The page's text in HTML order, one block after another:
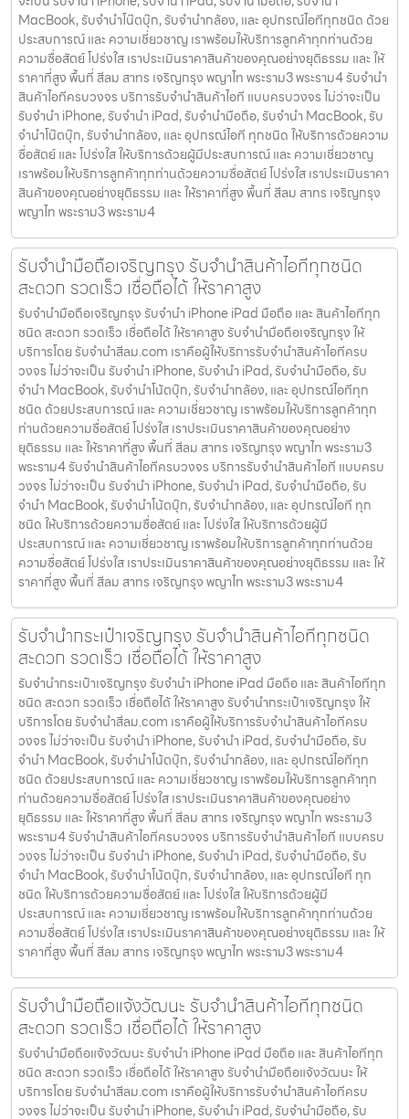
MacBook, รับจำนำโน๊ตบุ๊ก, รับจำนำกล้อง, และ อุปกรณ์ไอทีทุกชนิด ด้วย
ประสบการณ์ และ ความเชี่ยวชาญ เราพร้อมให้บริการลูกค้าทุกท่านด้วย
ความซื่อสัตย์ โปร่งใส เราประเมินราคาสินค้าของคุณอย่างยุติธรรม และ ให้
ราคาที่สูง พื้นที่ สีลม สาทร เจริญกรุง พญาไท พระราม3 พระราม4 รับจำนำ
สินค้าไอทีครบวงจร บริการรับจำนำสินค้าไอที แบบครบวงจร ไม่ว่าจะเป็น
รับจำนำ iPhone, รับจำนำ iPad, รับจำนำมือถือ, รับจำนำ MacBook, รับ
จำนำโน๊ตบุ๊ก, รับจำนำกล้อง, และ อุปกรณ์ไอที ทุกชนิด ให้บริการด้วยความ
ซื่อสัตย์ และ โปร่งใส ให้บริการด้วยผู้มีประสบการณ์ และ ความเชี่ยวชาญ
เราพร้อมให้บริการลูกค้าทุกท่านด้วยความซื่อสัตย์ โปร่งใส เราประเมินราคา
สินค้าของคุณอย่างยุติธรรม และ ให้ราคาที่สูง พื้นที่ สีลม สาทร เจริญกรุง
พญาไท พระราม3 พระราม4
รับจำนำมือถือเจริญกรุง รับจำนำสินค้าไอทีทุกชนิด
สะดวก รวดเร็ว เชื่อถือได้ ให้ราคาสูง
รับจำนำมือถือเจริญกรุง รับจำนำ iPhone iPad มือถือ และ สินค้าไอทีทุก
ชนิด สะดวก รวดเร็ว เชื่อถือได้ ให้ราคาสูง รับจำนำมือถือเจริญกรุง ให้
บริการโดย รับจํานําสีลม.com เราคือผู้ให้บริการรับจำนำสินค้าไอทีครบ
วงจร ไม่ว่าจะเป็น รับจำนำ iPhone, รับจำนำ iPad, รับจำนำมือถือ, รับ
จำนำ MacBook, รับจำนำโน้ตบุ๊ก, รับจำนำกล้อง, และ อุปกรณ์ไอทีทุก
ชนิด ด้วยประสบการณ์ และ ความเชี่ยวชาญ เราพร้อมให้บริการลูกค้าทุก
ท่านด้วยความซื่อสัตย์ โปร่งใส เราประเมินราคาสินค้าของคุณอย่าง
ยุติธรรม และ ให้ราคาที่สูง พื้นที่ สีลม สาทร เจริญกรุง พญาไท พระราม3
พระราม4 รับจำนำสินค้าไอทีครบวงจร บริการรับจำนำสินค้าไอที แบบครบ
วงจร ไม่ว่าจะเป็น รับจำนำ iPhone, รับจำนำ iPad, รับจำนำมือถือ, รับ
จำนำ MacBook, รับจำนำโน้ตบุ๊ก, รับจำนำกล้อง, และ อุปกรณ์ไอที ทุก
ชนิด ให้บริการด้วยความซื่อสัตย์ และ โปร่งใส ให้บริการด้วยผู้มี
ประสบการณ์ และ ความเชี่ยวชาญ เราพร้อมให้บริการลูกค้าทุกท่านด้วย
ความซื่อสัตย์ โปร่งใส เราประเมินราคาสินค้าของคุณอย่างยุติธรรม และ ให้
ราคาที่สูง พื้นที่ สีลม สาทร เจริญกรุง พญาไท พระราม3 พระราม4
รับจำนำกระเป๋าเจริญกรุง รับจำนำสินค้าไอทีทุกชนิด
สะดวก รวดเร็ว เชื่อถือได้ ให้ราคาสูง
รับจำนำกระเป๋าเจริญกรุง รับจำนำ iPhone iPad มือถือ และ สินค้าไอทีทุก
ชนิด สะดวก รวดเร็ว เชื่อถือได้ ให้ราคาสูง รับจำนำกระเป๋าเจริญกรุง ให้
บริการโดย รับจํานําสีลม.com เราคือผู้ให้บริการรับจำนำสินค้าไอทีครบ
วงจร ไม่ว่าจะเป็น รับจำนำ iPhone, รับจำนำ iPad, รับจำนำมือถือ, รับ
จำนำ MacBook, รับจำนำโน้ตบุ๊ก, รับจำนำกล้อง, และ อุปกรณ์ไอทีทุก
ชนิด ด้วยประสบการณ์ และ ความเชี่ยวชาญ เราพร้อมให้บริการลูกค้าทุก
ท่านด้วยความซื่อสัตย์ โปร่งใส เราประเมินราคาสินค้าของคุณอย่าง
ยุติธรรม และ ให้ราคาที่สูง พื้นที่ สีลม สาทร เจริญกรุง พญาไท พระราม3
พระราม4 รับจำนำสินค้าไอทีครบวงจร บริการรับจำนำสินค้าไอที แบบครบ
วงจร ไม่ว่าจะเป็น รับจำนำ iPhone, รับจำนำ iPad, รับจำนำมือถือ, รับ
จำนำ MacBook, รับจำนำโน้ตบุ๊ก, รับจำนำกล้อง, และ อุปกรณ์ไอที ทุก
ชนิด ให้บริการด้วยความซื่อสัตย์ และ โปร่งใส ให้บริการด้วยผู้มี
ประสบการณ์ และ ความเชี่ยวชาญ เราพร้อมให้บริการลูกค้าทุกท่านด้วย
ความซื่อสัตย์ โปร่งใส เราประเมินราคาสินค้าของคุณอย่างยุติธรรม และ ให้
ราคาที่สูง พื้นที่ สีลม สาทร เจริญกรุง พญาไท พระราม3 พระราม4
รับจำนำมือถือแจ้งวัฒนะ รับจำนำสินค้าไอทีทุกชนิด
สะดวก รวดเร็ว เชื่อถือได้ ให้ราคาสูง
รับจำนำมือถือแจ้งวัฒนะ รับจำนำ iPhone iPad มือถือ และ สินค้าไอทีทุก
ชนิด สะดวก รวดเร็ว เชื่อถือได้ ให้ราคาสูง รับจำนำมือถือแจ้งวัฒนะ ให้
บริการโดย รับจํานําสีลม.com เราคือผู้ให้บริการรับจำนำสินค้าไอทีครบ
วงจร ไม่ว่าจะเป็น รับจำนำ iPhone, รับจำนำ iPad, รับจำนำมือถือ, รับ